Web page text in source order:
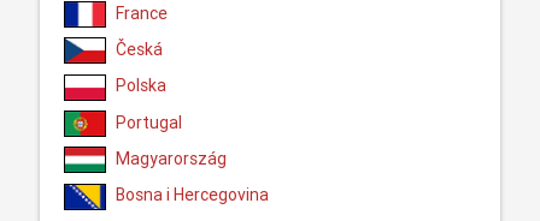
France
Česká
Polska
Portugal
Magyarország
Bosna i Hercegovina